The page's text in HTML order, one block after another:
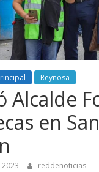
Reynosa
Alcalde
en San
reddenoticias